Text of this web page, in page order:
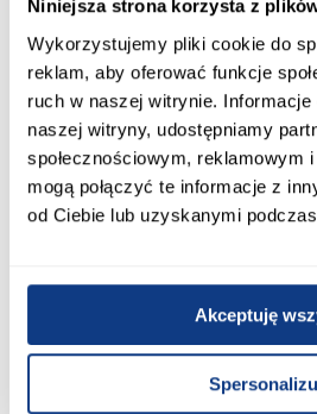
Niniejsza strona korzysta z
Wykorzystujemy pliki cookie do
reklam, aby oferować funkcje
ruch w naszej witrynie.
naszej witryny, udostępniamy
społecznościowym, reklamowym
mogą połączyć te informacje z
od Ciebie lub uzyskanymi
Akceptuję
78
Wysokość [mm]:
118
Szyba:
hartowana
obrotowe
Dodatkowe informacje: